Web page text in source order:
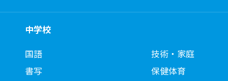
中学校
国語
書写
技術・家庭
保健体育